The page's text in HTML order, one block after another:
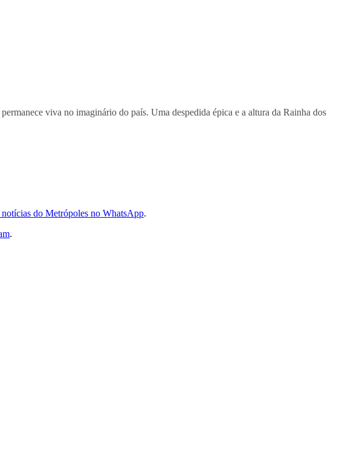
viva no imaginário do país. Uma despedida épica e a altura da Rainha dos
notícias do Metrópoles no WhatsApp.
.